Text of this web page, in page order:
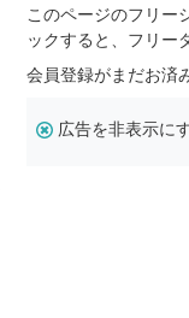
このページのフリー
ックすると、フリー
会員登録がまだお済
広告を非表示に